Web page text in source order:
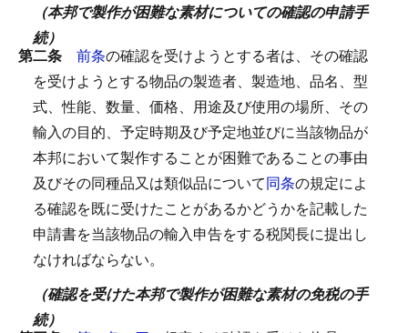
（本邦で製作が困難な素材についての確認の申請手
続）
第二条 前条の確認を受けようとする者は、その確認
を受けようとする物品の製造者、製造地、品名、型
式、性能、数量、価格、用途及び使用の場所、その
輸入の目的、予定時期及び予定地並びに当該物品が
本邦において製作することが困難であることの事由
及びその同種品又は類似品について同条の規定によ
る確認を既に受けたことがあるかどうかを記載した
申請書を当該物品の輸入申告をする税関長に提出し
なければならない。
（確認を受けた本邦で製作が困難な素材の免税の手
続）